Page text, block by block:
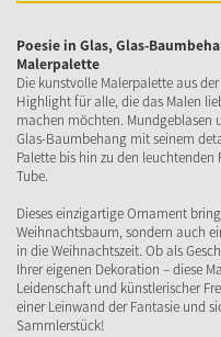
Poesie in Glas, Glas-
Malerpalette
Die kunstvolle Malerpalette aus
Highlight für alle, die das Malen
machen möchten. Mundgeblasen
Glas-Baumbehang mit seinem
Palette bis hin zu den
Tube.
Dieses einzigartige Ornament
Weihnachtsbaum, sondern auch
in die Weihnachtszeit. Ob als
Ihrer eigenen Dekoration – diese
Leidenschaft und künstlerischer
einer Leinwand der Fantasie und
Sammlerstück!